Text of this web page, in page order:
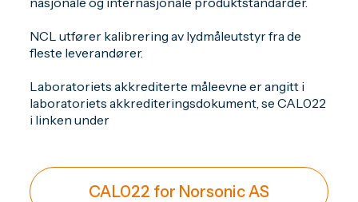
NCL utfører kalibrering av lydmåleutstyr fra de
fleste leverandører.
Laboratoriets akkrediterte måleevne er angitt i
laboratoriets akkrediteringsdokument, se CAL022
i linken under
CAL022 for Norsonic AS